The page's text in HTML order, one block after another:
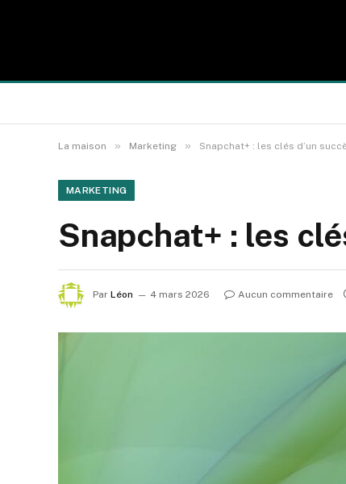
La maison » Marketing » Snapchat+ : les clés d’un
MARKETING
Snapchat+ : les
Par Léon 4 mars 2026 Aucun commentaire